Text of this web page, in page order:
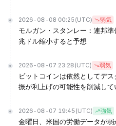
2026-08-08 00:25 (UTC) 弱気
モルガン・スタンレー：連邦
兆ドル縮小すると予想
2026-08-07 23:28 (UTC) 弱気
ビットコインは依然としてデ
振が利上げの可能性を削減して
2026-08-07 19:45 (UTC) 強気
金曜日、米国の労働データが